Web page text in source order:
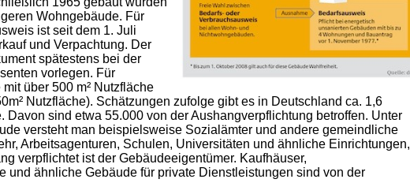
Wohngebäude. Für
ist seit dem 1. Juli
und Verpachtung. Der
spätestens bei der
vorlegen. Für
über 500 m² Nutzfläche
Nutzfläche). Schätzungen zufolge gibt es in Deutschland ca. 1,6
sind etwa 55.000 von der Aushangverpflichtung betroffen. Unter
versteht man beispielsweise Sozialämter und andere gemeindliche
Arbeitsagenturen, Schulen, Universitäten und ähnliche Einrichtungen,
verpflichtet ist der Gebäudeeigentümer. Kaufhäuser,
und ähnliche Gebäude für private Dienstleistungen sind von der